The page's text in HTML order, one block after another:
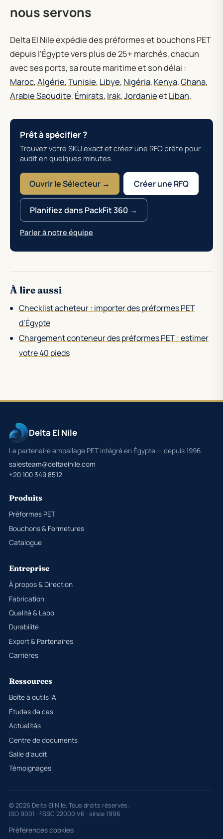
nous servons
Delta El Nile expédie des préformes et bouchons PET
depuis l’Égypte vers plus de 25+ marchés, chacun
avec ses ports, sa route maritime et son délai :
Maroc,Algérie,Tunisie, Libye, Nigéria, Kenya,Ghana,
Arabie Saoudite, Émirats, Irak,Jordanieet Liban.
Prêt à spécifier ?
Trouvez votre SKU exact et créez une RFQ prête pour
audit en quelques minutes.
Ouvrir le Sélecteur → Créer une RFQ
Planifiez dans PackFit 360 →
Parler à notre équipe
À lire aussi
Checklist acheteur : importer des préformes PET
d’Égypte
Chargement conteneur des préformes PET : estimer
votre 40 pieds
Delta El Nile
Le partenaire emballage PET intégré en Égypte — depuis 1996.
salesteam@deltaelnile.com
+20 100 349 8512
Produits
Préformes PET
Bouchons & Fermetures
Catalogue
Entreprise
À propos & Direction
Fabrication
Qualité & Labo
Durabilité
Export & Partenaires
Carrières
Ressources
Boîte à outils IA
Études de cas
Actualités
Centre de documents
Salle d’audit
Témoignages
© 2026 Delta El Nile. Tous droits réservés.
ISO 9001 · FSSC 22000 V6 · since 1996
Préférences cookies